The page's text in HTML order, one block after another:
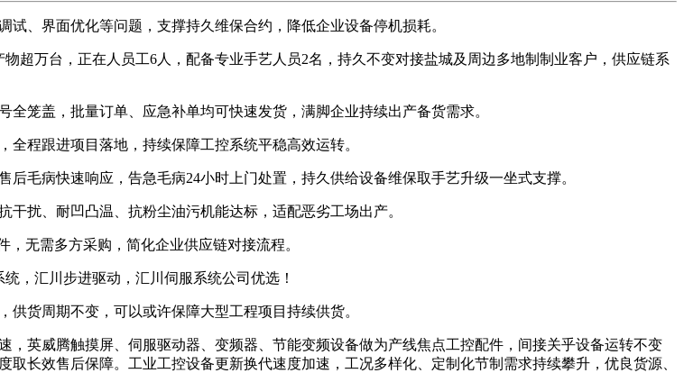
、界面优化等问题，支撑持久维保合约，降低企业设备停机损耗。
万台，正在人员工6人，配备专业手艺人员2名，持久不变对接盐城及周边多地制制业客户，供应链系
盖，批量订单、应急补单均可快速发货，满脚企业持续出产备货需求。
程跟进项目落地，持续保障工控系统平稳高效运转。
病快速响应，告急毛病24小时上门处置，持久供给设备维保取手艺升级一坐式支撑。
扰、耐凹凸温、抗粉尘油污机能达标，适配恶劣工场出产。
无需多方采购，简化企业供应链对接流程。
，汇川步进驱动，汇川伺服系统公司优选！
货周期不变，可以或许保障大型工程项目持续供货。
英威腾触摸屏、伺服驱动器、变频器、节能变频设备做为产线焦点工控配件，间接关乎设备运转不变
长效售后保障。工业工控设备更新换代速度加速，工况多样化、定制化节制需求持续攀升，优良货源、